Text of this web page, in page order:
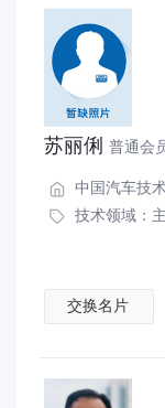
苏丽俐 普通会
中国汽车技
技术领域：
交换名片